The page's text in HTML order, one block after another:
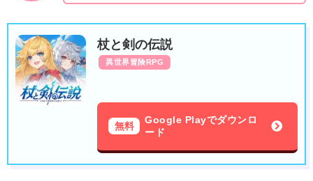
杖と剣の伝説
異世界冒険RPG
無料
Google Playでダウンロ
ード